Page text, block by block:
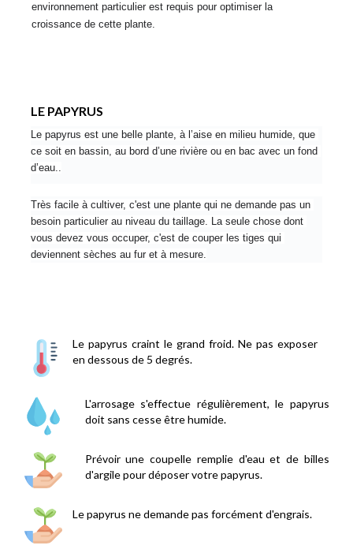
environnement particulier est requis pour optimiser la
croissance de cette plante.
LE PAPYRUS
Le papyrus est une belle plante, à l’aise en milieu humide, que
ce soit en bassin, au bord d’une rivière ou en bac avec un fond
d’eau..
Très facile à cultiver, c'est une plante qui ne demande pas un
besoin particulier au niveau du taillage. La seule chose dont
vous devez vous occuper, c'est de couper les tiges qui
deviennent sèches au fur et à mesure.
Le papyrus craint le grand froid. Ne pas exposer
en dessous de 5 degrés.
L'arrosage s'effectue régulièrement, le papyrus
doit sans cesse être humide.
Prévoir une coupelle remplie d'eau et de billes
d'argile pour déposer votre papyrus.
Le papyrus ne demande pas forcément d'engrais.